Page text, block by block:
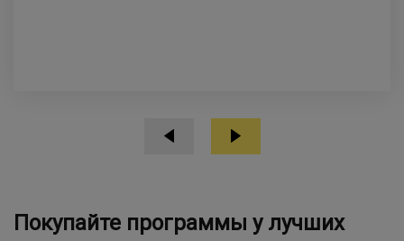
Покупайте программы у лучших